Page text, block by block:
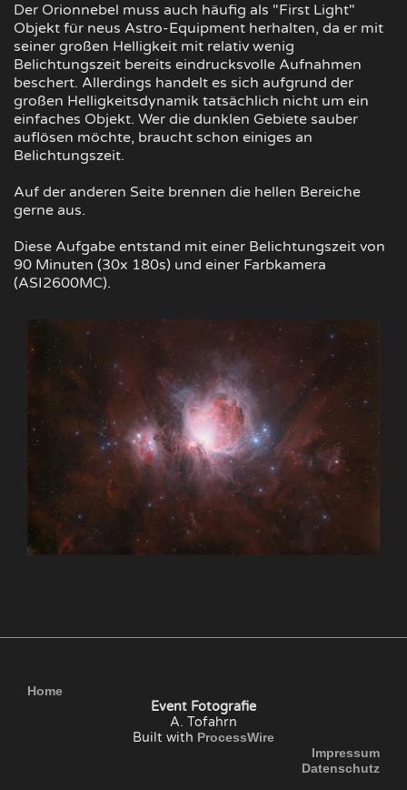
Der Orionnebel muss auch häufig als "First Light"
Objekt für neus Astro-Equipment herhalten, da er mit
seiner großen Helligkeit mit relativ wenig
Belichtungszeit bereits eindrucksvolle Aufnahmen
beschert. Allerdings handelt es sich aufgrund der
großen Helligkeitsdynamik tatsächlich nicht um ein
einfaches Objekt. Wer die dunklen Gebiete sauber
auflösen möchte, braucht schon einiges an
Belichtungszeit.
Auf der anderen Seite brennen die hellen Bereiche
gerne aus.
Diese Aufgabe entstand mit einer Belichtungszeit von
90 Minuten (30x 180s) und einer Farbkamera
(ASI2600MC).
Home
Event Fotografie
A. Tofahrn
Built with ProcessWire
Impressum
Datenschutz